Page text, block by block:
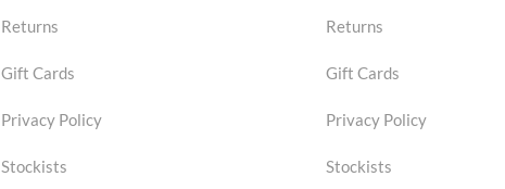
Returns
Gift Cards
Privacy Policy
Stockists
Returns
Gift Cards
Privacy Policy
Stockists